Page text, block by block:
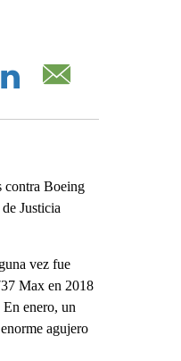
contra Boeing
Justicia
vez fue
Max en 2018
enero, un
agujero